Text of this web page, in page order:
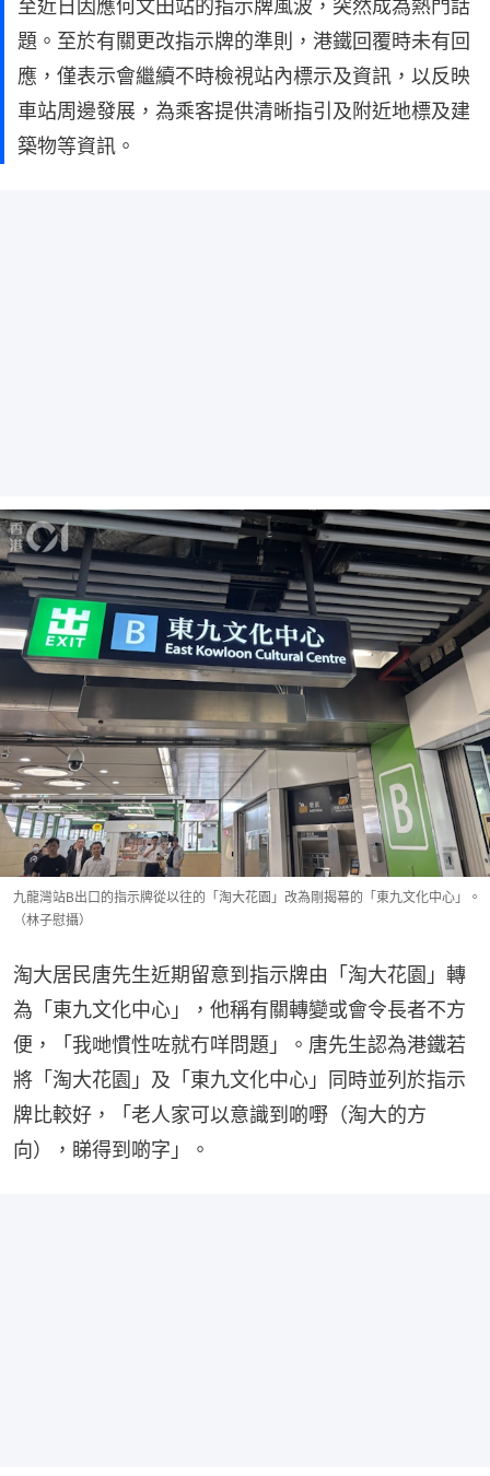
至近日因應何文田站的指示牌風波，突然成為熱門話
題。至於有關更改指示牌的準則，港鐵回覆時未有回
應，僅表示會繼續不時檢視站內標示及資訊，以反映
車站周邊發展，為乘客提供清晰指引及附近地標及建
築物等資訊。
九龍灣站B出口的指示牌從以往的「淘大花園」改為剛揭幕的「東九文化中心」。
（林子慰攝）
淘大居民唐先生近期留意到指示牌由「淘大花園」轉
為「東九文化中心」，他稱有關轉變或會令長者不方
便，「我哋慣性咗就冇咩問題」。唐先生認為港鐵若
將「淘大花園」及「東九文化中心」同時並列於指示
牌比較好，「老人家可以意識到啲嘢（淘大的方
向），睇得到啲字」。